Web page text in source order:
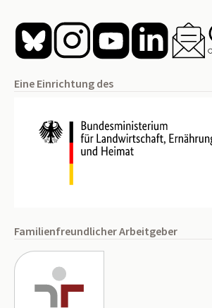
Eine Einrichtung des
Familienfreundlicher Arbeitgeber